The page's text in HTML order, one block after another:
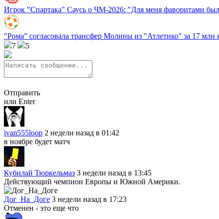
Игрок "Спартака" Саусь о ЧМ-2026: "Для меня фаворитами
"Рома" согласовала трансфер Молины из "Атлетико" за 17 млн
7
5
Отправить
или Enter
ivan555loop 2 недели назад в 01:42
в ноябре будет матч
Кубилай Тюркельмаз 3 недели назад в 13:45
Действующий чемпион Европы и Южной Америки.
Дог_На_Доге 3 недели назад в 17:23
Отменен - это еще что